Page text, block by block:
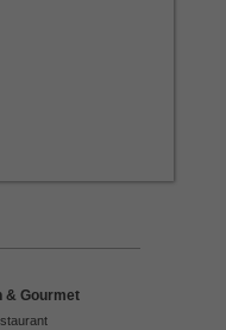
& Gourmet